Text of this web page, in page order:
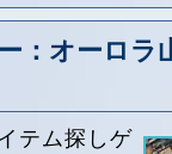
：オーロラ
テム探しゲ